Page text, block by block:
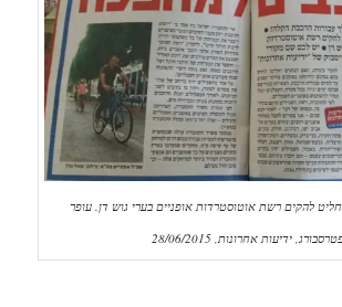
להקים רשת אוטוסטרדות אופניים בערי גוש דן. עופר
ידיעות אחרונות, 28/06/2015